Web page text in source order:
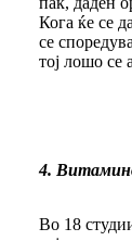
Кога ќе се
се
тој лошо се
4.
Во 18